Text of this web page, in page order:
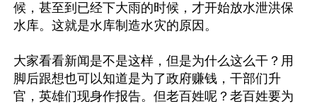
候，甚至到已经下大雨的时候，才开始放水泄洪保
水库。这就是水库制造水灾的原因。
大家看看新闻是不是这样，但是为什么这么干？用
脚后跟想也可以知道是为了政府赚钱，干部们升
官，英雄们现身作报告。但老百姓呢？老百姓要为